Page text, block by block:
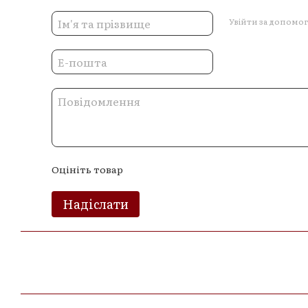
Увійти за
Оцініть товар
Надіслати